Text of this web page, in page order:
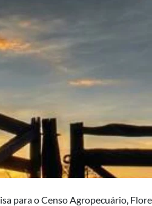
para o Censo Agropecuário,